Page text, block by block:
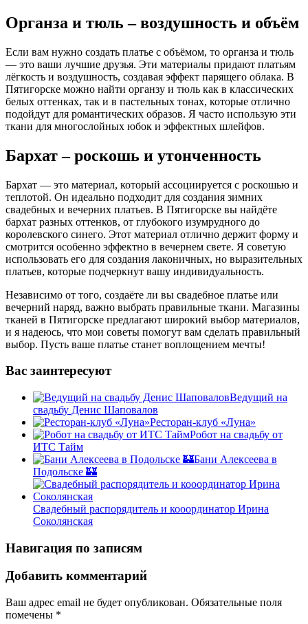
Органза и тюль – воздушность и объём
Если вам нужно создать платье с объёмом, то органза и тюль
— это ваши лучшие друзья. Эти материалы придают платьям
лёгкость и воздушность, создавая эффект парящего облака. В
Пятигорске можно найти органзу и тюль как в классических
белых оттенках, так и в пастельных тонах, которые отлично
подойдут для романтических образов. Я часто использую эти
ткани для многослойных юбок и эффектных шлейфов.
Бархат – роскошь и утонченность
Бархат — это материал, который ассоциируется с роскошью и
теплотой. Он идеально подходит для создания зимних
свадебных и вечерних платьев. В Пятигорске вы найдёте
бархат разных оттенков, от глубокого изумрудного до
королевского синего. Этот материал отлично держит форму и
смотрится особенно эффектно в вечернем свете. Я советую
использовать его для создания лаконичных, но выразительных
платьев, которые подчеркнут вашу индивидуальность.
Независимо от того, создаёте ли вы свадебное платье или
вечерний наряд, важно выбрать правильные ткани. Магазины
тканей в Пятигорске предлагают широкий выбор материалов,
и я надеюсь, что мои советы помогут вам сделать правильный
выбор. Пусть ваше платье станет воплощением мечты!
Вас заинтересуют
Ведущий на
свадьбу Денис Шаповалов
Ресторан-клуб «Луна»
Робот на свадьбу от
ИТС Тайм
Бани Алексеева в
Подольске 🏰
Свадебный распорядитель и кооординатор Ирина
Соколянская
Навигация по записям
Добавить комментарий
Ваш адрес email не будет опубликован. Обязательные поля
помечены *